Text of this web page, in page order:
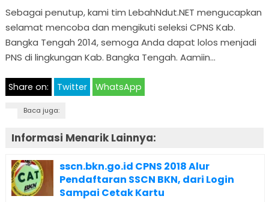
Sebagai penutup, kami tim LebahNdut.NET mengucapkan
selamat mencoba dan mengikuti seleksi CPNS Kab.
Bangka Tengah 2014, semoga Anda dapat lolos menjadi
PNS di lingkungan Kab. Bangka Tengah. Aamiin…
Share on: Twitter WhatsApp
Baca juga:
Informasi Menarik Lainnya:
sscn.bkn.go.id CPNS 2018 Alur
Pendaftaran SSCN BKN, dari Login
Sampai Cetak Kartu